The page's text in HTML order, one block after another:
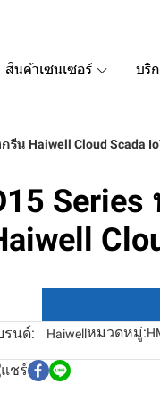
สินค้าเซนเซอร์ บริ
รีน Haiwell Cloud Scada
รนด์: Haiwellหมวดหมู่:
แชร์